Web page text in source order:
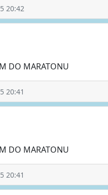
20:42
DO MARATONU
20:41
DO MARATONU
20:41